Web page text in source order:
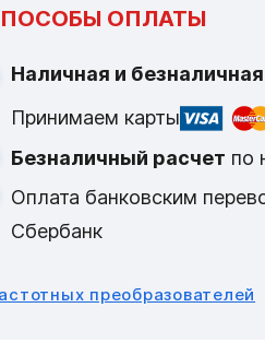
ОПЛАТЫ
Наличная и безналичная
Принимаем карты
Безналичный расчет по
Оплата банковским
Сбербанк
преобразователей